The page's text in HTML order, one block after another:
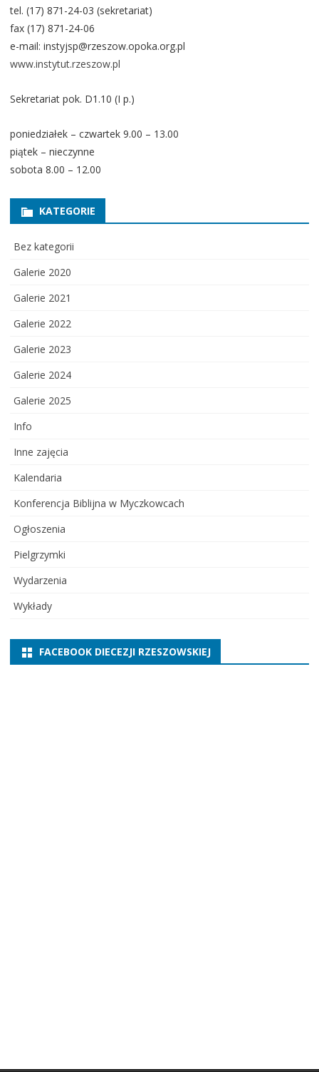
tel. (17) 871-24-03 (sekretariat)
fax (17) 871-24-06
e-mail: instyjsp@rzeszow.opoka.org.pl
www.instytut.rzeszow.pl
Sekretariat pok. D1.10 (I p.)
poniedziałek – czwartek 9.00 – 13.00
piątek – nieczynne
sobota 8.00 – 12.00
KATEGORIE
Bez kategorii
Galerie 2020
Galerie 2021
Galerie 2022
Galerie 2023
Galerie 2024
Galerie 2025
Info
Inne zajęcia
Kalendaria
Konferencja Biblijna w Myczkowcach
Ogłoszenia
Pielgrzymki
Wydarzenia
Wykłady
FACEBOOK DIECEZJI RZESZOWSKIEJ